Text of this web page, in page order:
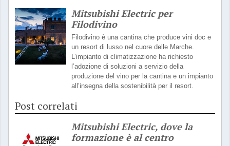
Mitsubishi Electric per
Filodivino
Filodivino è una cantina che produce vini doc e
un resort di lusso nel cuore delle Marche.
L’impianto di climatizzazione ha richiesto
l’adozione di soluzioni a servizio della
produzione del vino per la cantina e un impianto
all’insegna della sostenibilità per il resort.
Post correlati
Mitsubishi Electric, dove la
formazione è al centro